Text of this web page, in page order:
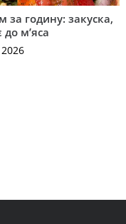
за годину: закуска,
м’яса